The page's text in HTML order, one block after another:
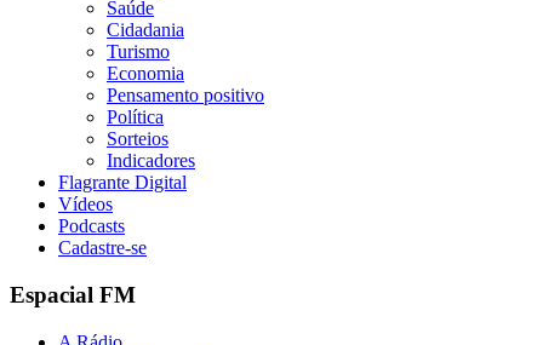
Saúde
Cidadania
Turismo
Economia
Pensamento positivo
Política
Sorteios
Indicadores
Flagrante Digital
Vídeos
Podcasts
Cadastre-se
Espacial FM